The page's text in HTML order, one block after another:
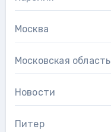
Москва
Московская область
Новости
Питер